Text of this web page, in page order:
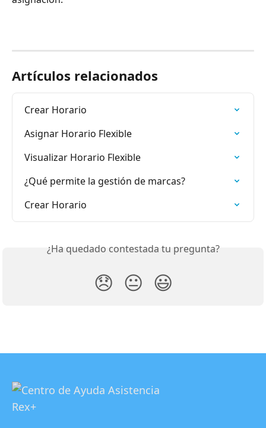
Artículos relacionados
Crear Horario
Asignar Horario Flexible
Visualizar Horario Flexible
¿Qué permite la gestión de marcas?
Crear Horario
¿Ha quedado contestada tu pregunta?
😞 😐 😃